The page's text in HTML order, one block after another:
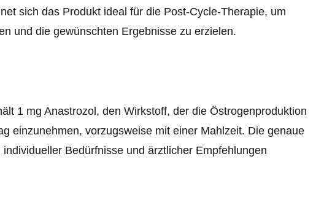
sich das Produkt ideal für die Post-Cycle-Therapie, um
und die gewünschten Ergebnisse zu erzielen.
1 mg Anastrozol, den Wirkstoff, der die Östrogenproduktion
einzunehmen, vorzugsweise mit einer Mahlzeit. Die genaue
Bedürfnisse und ärztlicher Empfehlungen